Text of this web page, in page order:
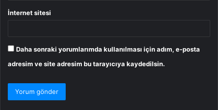
İnternet sitesi
Daha sonraki yorumlarımda kullanılması için adım, e-posta
adresim ve site adresim bu tarayıcıya kaydedilsin.